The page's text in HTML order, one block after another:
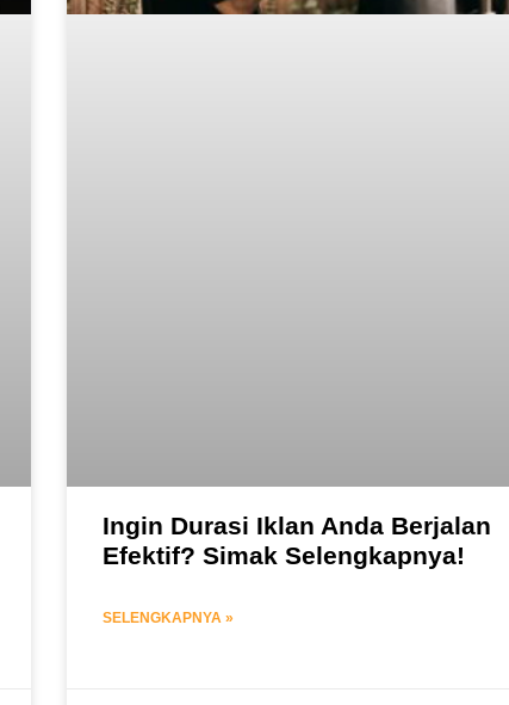
Ingin Durasi Iklan Anda Berjalan
Efektif? Simak Selengkapnya!
SELENGKAPNYA »